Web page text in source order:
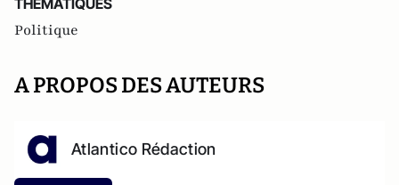
THEMATIQUES
Politique
A PROPOS DES AUTEURS
Atlantico Rédaction